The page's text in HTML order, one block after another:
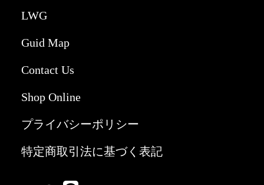
LWG
Guid Map
Contact Us
Shop Online
プライバシーポリシー
特定商取引法に基づく表記